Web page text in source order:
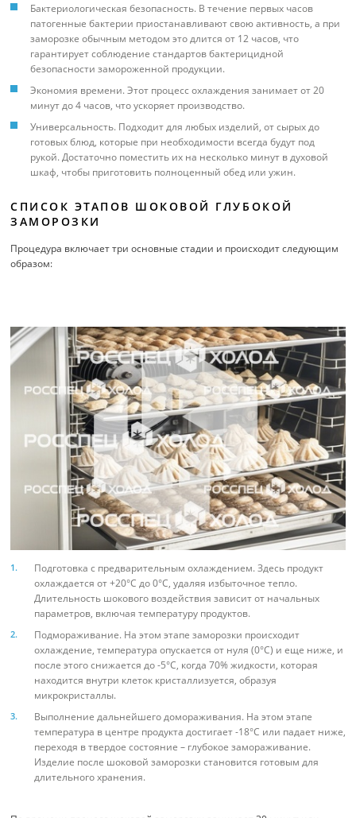
Бактериологическая безопасность. В течение первых часов
патогенные бактерии приостанавливают свою активность, а при
заморозке обычным методом это длится от 12 часов, что
гарантирует соблюдение стандартов бактерицидной
безопасности замороженной продукции.
Экономия времени. Этот процесс охлаждения занимает от 20
минут до 4 часов, что ускоряет производство.
Универсальность. Подходит для любых изделий, от сырых до
готовых блюд, которые при необходимости всегда будут под
рукой. Достаточно поместить их на несколько минут в духовой
шкаф, чтобы приготовить полноценный обед или ужин.
СПИСОК ЭТАПОВ ШОКОВОЙ ГЛУБОКОЙ
ЗАМОРОЗКИ
Процедура включает три основные стадии и происходит следующим
образом:
Подготовка с предварительным охлаждением. Здесь продукт
охлаждается от +20°C до 0°C, удаляя избыточное тепло.
Длительность шокового воздействия зависит от начальных
параметров, включая температуру продуктов.
Подмораживание. На этом этапе заморозки происходит
охлаждение, температура опускается от нуля (0°C) и еще ниже, и
после этого снижается до -5°C, когда 70% жидкости, которая
находится внутри клеток кристаллизуется, образуя
микрокристаллы.
Выполнение дальнейшего домораживания. На этом этапе
температура в центре продукта достигает -18°C или падает ниже,
переходя в твердое состояние – глубокое замораживание.
Изделие после шоковой заморозки становится готовым для
длительного хранения.